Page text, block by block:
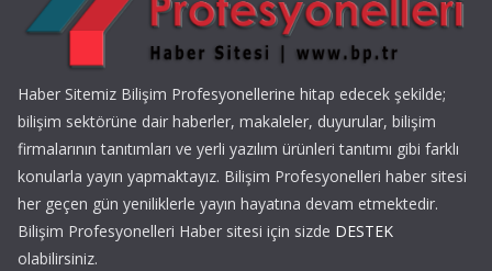
Haber Sitemiz Bilişim Profesyonellerine hitap edecek şekilde;
bilişim sektörüne dair haberler, makaleler, duyurular, bilişim
firmalarının tanıtımları ve yerli yazılım ürünleri tanıtımı gibi farklı
konularla yayın yapmaktayız. Bilişim Profesyonelleri haber sitesi
her geçen gün yeniliklerle yayın hayatına devam etmektedir.
Bilişim Profesyonelleri Haber sitesi için sizde DESTEK
olabilirsiniz.